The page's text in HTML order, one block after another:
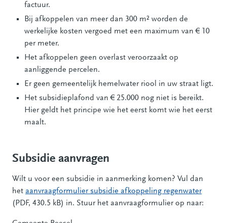
factuur.
Bij afkoppelen van meer dan 300 m² worden de
werkelijke kosten vergoed met een maximum van € 10
per meter.
Het afkoppelen geen overlast veroorzaakt op
aanliggende percelen.
Er geen gemeentelijk hemelwater riool in uw straat ligt.
Het subsidieplafond van € 25.000 nog niet is bereikt.
Hier geldt het principe wie het eerst komt wie het eerst
maalt.
Subsidie aanvragen
Wilt u voor een subsidie in aanmerking komen? Vul dan
het aanvraagformulier subsidie afkoppeling regenwater
(PDF, 430.5 kB) in. Stuur het aanvraagformulier op naar: